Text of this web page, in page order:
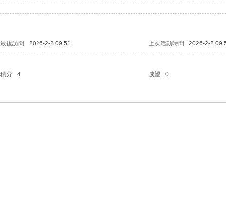
最後訪問 2026-2-2 09:51 上次活動時間 2026-2-2
積分 4 威望 0